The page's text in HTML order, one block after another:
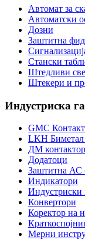
Автомат за
Автоматски
Дозни
Заштитна
Стански
Штедливи
Штекери и
Индустриска
GMC
LKH Биметал
ДМ
Додатоци
Заштитна АС
Индикатори
Конвертори
Коректор на
Мерни